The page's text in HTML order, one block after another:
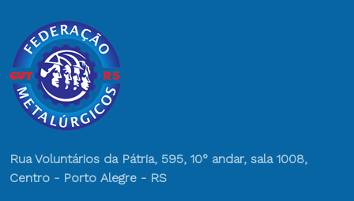
Rua Voluntários da Pátria, 595, 10° andar, sala 1008,
Centro - Porto Alegre - RS